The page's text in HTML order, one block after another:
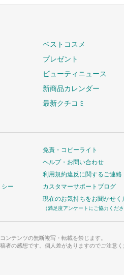
ベストコスメ
プレゼント
ビューティニュース
新商品カレンダー
最新クチコミ
ー
免責・コピーライト
ヘルプ・お問い合わせ
利用規約違反に関するご連絡
カスタマーサポートブログ
現在のお気持ちをお聞かせく
（満足度アンケートにご協力くださ
ンテンツの無断複写・転載を禁じます。
者の感想です。個人差がありますのでご注意く